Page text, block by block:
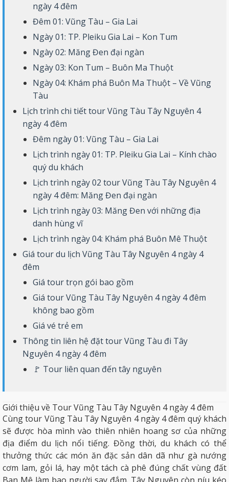
ngày 4 đêm
Đêm 01: Vũng Tàu – Gia Lai
Ngày 01: TP. Pleiku Gia Lai – Kon Tum
Ngày 02: Măng Đen đại ngàn
Ngày 03: Kon Tum – Buôn Ma Thuột
Ngày 04: Khám phá Buôn Ma Thuột – Về Vũng
Tàu
Lịch trình chi tiết tour Vũng Tàu Tây Nguyên 4
ngày 4 đêm
Đêm ngày 01: Vũng Tàu – Gia Lai
Lịch trình ngày 01: TP. Pleiku Gia Lai – Kính chào
quý du khách
Lịch trình ngày 02 tour Vũng Tàu Tây Nguyên 4
ngày 4 đêm: Măng Đen đại ngàn
Lịch trình ngày 03: Măng Đen với những địa
danh hùng vĩ
Lịch trình ngày 04: Khám phá Buôn Mê Thuột
Giá tour du lịch Vũng Tàu Tây Nguyên 4 ngày 4
đêm
Giá tour trọn gói bao gồm
Giá tour Vũng Tàu Tây Nguyên 4 ngày 4 đêm
không bao gồm
Giá vé trẻ em
Thông tin liên hệ đặt tour Vũng Tàu đi Tây
Nguyên 4 ngày 4 đêm
🚩 Tour liên quan đến tây nguyên
Giới thiệu về Tour Vũng Tàu Tây Nguyên 4 ngày 4 đêm
Cùng tour Vũng Tàu Tây Nguyên 4 ngày 4 đêm quý khách
sẽ được hòa mình vào thiên nhiên hoang sơ của những
địa điểm du lịch nổi tiếng. Đồng thời, du khách có thể
thưởng thức các món ăn đặc sản dân dã như gà nướng
cơm lam, gỏi lá, hay một tách cà phê đúng chất vùng đất